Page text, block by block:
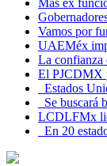
Más ex
Vamos por
UAEMéx
La confianza
El PJCDMX
Estados
Se buscará
LCDLFMx
En 20